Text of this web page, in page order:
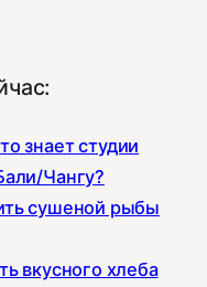
знает студии
Чангу?
сушеной рыбы
вкусного хлеба